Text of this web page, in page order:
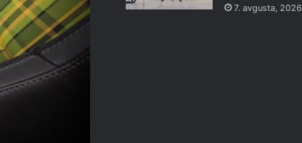
7. avgusta, 2026